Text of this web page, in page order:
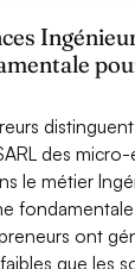
des
le métier
fondamentale
ont
que les